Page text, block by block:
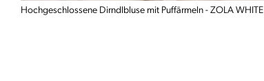
Hochgeschlossene Dirndlbluse mit Puffärmeln - ZOLA WHITE